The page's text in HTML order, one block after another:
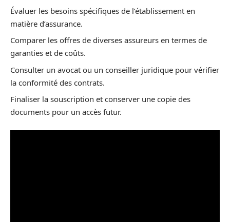
Évaluer les besoins spécifiques de l’établissement en
matière d’assurance.
Comparer les offres de diverses assureurs en termes de
garanties et de coûts.
Consulter un avocat ou un conseiller juridique pour vérifier
la conformité des contrats.
Finaliser la souscription et conserver une copie des
documents pour un accès futur.